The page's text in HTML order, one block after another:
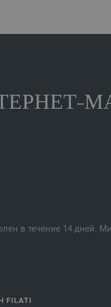
в течение 14 дней.
FILATI